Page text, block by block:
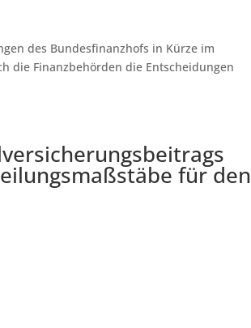
des Bundesfinanzhofs in Kürze im
die Finanzbehörden die Entscheidungen
für den